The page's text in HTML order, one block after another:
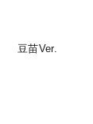
豆苗Ver.